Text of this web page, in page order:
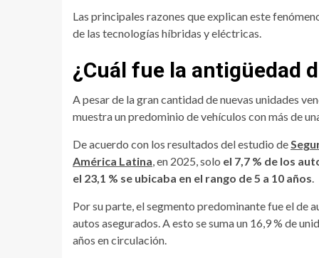
Las principales razones que explican este
de las tecnologías híbridas y eléctricas.
¿Cuál fue la antigüedad
A pesar de la gran cantidad de nuevas unidades
muestra un predominio de vehículos con más de
De acuerdo con los resultados del estudio de
América Latina, en 2025, solo el 7,7 % de los
el 23,1 % se ubicaba en el rango de 5 a 10 años.
Por su parte, el segmento predominante fue el de
autos asegurados. A esto se suma un 16,9 % de
años en circulación.